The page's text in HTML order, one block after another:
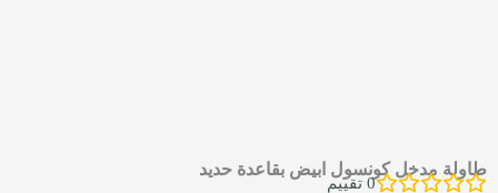
طاولة مدخل كونسول ابيض بقاعدة حديد
0 تقييم